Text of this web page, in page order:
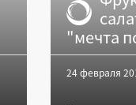
"мечта
24 февраля